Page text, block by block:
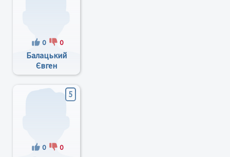
0 0
Балацький
Євген
Олегович
5
0 0